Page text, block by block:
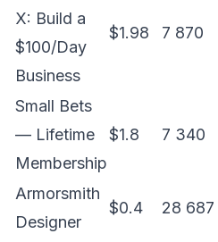
X: Build a
$100/Day
Business
$1.98 7 870
Small Bets
— Lifetime
Membership
$1.8 7 340
Armorsmith
Designer
$0.4 28 687